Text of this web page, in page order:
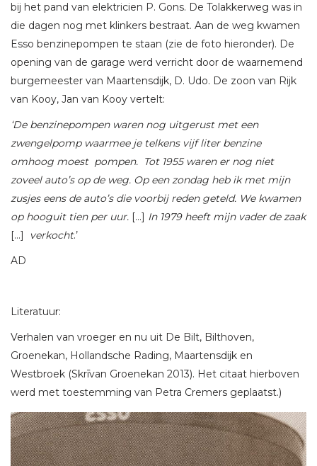
bij het pand van elektricien P. Gons. De Tolakkerweg was in
die dagen nog met klinkers bestraat. Aan de weg kwamen
Esso benzinepompen te staan (zie de foto hieronder). De
opening van de garage werd verricht door de waarnemend
burgemeester van Maartensdijk, D. Udo. De zoon van Rijk
van Kooy, Jan van Kooy vertelt:
‘De benzinepompen waren nog uitgerust met een
zwengelpomp waarmee je telkens vijf liter benzine
omhoog moest pompen. Tot 1955 waren er nog niet
zoveel auto’s op de weg. Op een zondag heb ik met mijn
zusjes eens de auto’s die voorbij reden geteld. We kwamen
op hooguit tien per uur. […] In 1979 heeft mijn vader de zaak
[…]
verkocht.’
AD
Literatuur:
Verhalen van vroeger en nu uit De Bilt, Bilthoven,
Groenekan, Hollandsche Rading, Maartensdijk en
Westbroek (Skrīvan Groenekan 2013). Het citaat hierboven
werd met toestemming van Petra Cremers geplaatst.)